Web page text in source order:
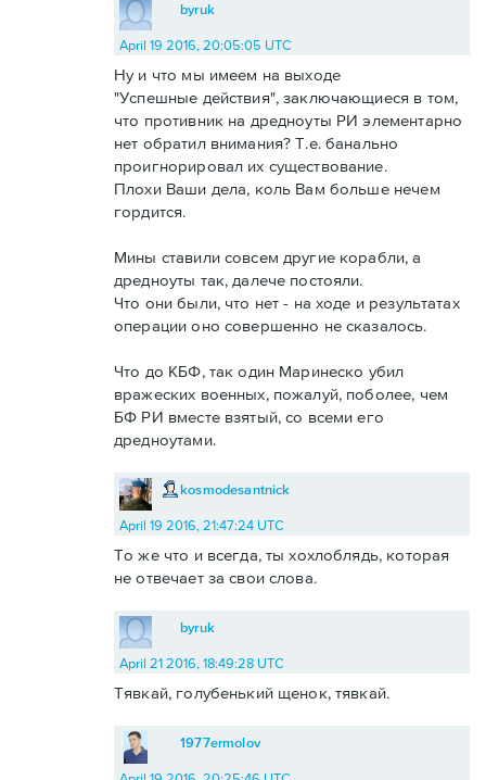
byruk
April 19 2016, 20:05:05 UTC
Ну и что мы имеем на выходе
"Успешные действия", заключающиеся в том,
что противник на дредноуты РИ элементарно
нет обратил внимания? Т.е. банально
проигнорировал их существование.
Плохи Ваши дела, коль Вам больше нечем
гордится.
Мины ставили совсем другие корабли, а
дредноуты так, далече постояли.
Что они были, что нет - на ходе и результатах
операции оно совершенно не сказалось.
Что до КБФ, так один Маринеско убил
вражеских военных, пожалуй, поболее, чем
БФ РИ вместе взятый, со всеми его
дредноутами.
kosmodesantnick
April 19 2016, 21:47:24 UTC
То же что и всегда, ты хохлоблядь, которая
не отвечает за свои слова.
byruk
April 21 2016, 18:49:28 UTC
Тявкай, голубенький щенок, тявкай.
1977ermolov